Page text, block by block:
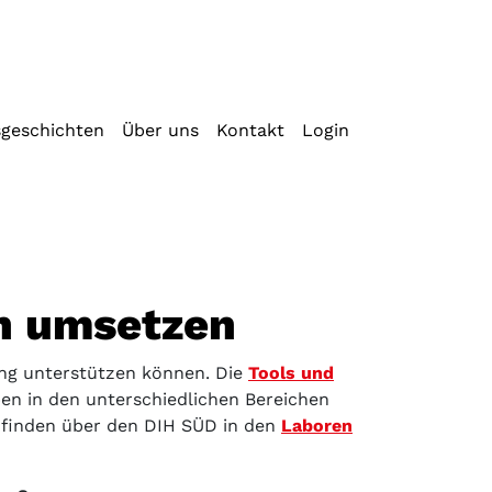
Über uns Kontakt Login
umsetzen
unterstützen können. Die Tools und
in den unterschiedlichen Bereichen
über den DIH SÜD in den Laboren